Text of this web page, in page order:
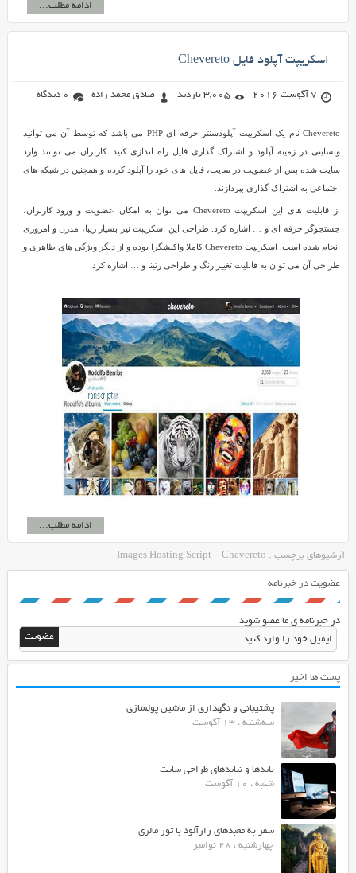
ادامه مطلب...
اسکریپت آپلود فایل Chevereto
7 آگوست 2016 3,005 بازدید صادق محمد زاده 0 دیدگاه
Chevereto نام یک اسکریپت آپلودسنتر حرفه ای PHP می باشد که توسط آن می توانید
وبسایتی در زمینه آپلود و اشتراک گذاری فایل راه اندازی کنید. کاربران می توانند وارد
سایت شده پس از عضویت در سایت، فایل های خود را آپلود کرده و همچنین در شبکه های
اجتماعی به اشتراک گذاری بپردازند.
از قابلیت های این اسکریپت Chevereto می توان به امکان عضویت و ورود کاربران،
جستجوگر حرفه ای و … اشاره کرد. طراحی این اسکریپت نیز بسیار زیبا، مدرن و امروزی
انجام شده است. اسکریپت Chevereto کاملا واکنشگرا بوده و از دیگر ویژگی های ظاهری و
طراحی آن می توان به قابلیت تغییر رنگ و طراحی رتینا و … اشاره کرد.
ادامه مطلب...
آرشیوهای برچسب : Images Hosting Script – Chevereto
عضویت در خبرنامه
در خبرنامه ی ما عضو شوید
پست ها اخیر
پشتیبانی و نگهداری از ماشین پولسازی
سه‌شنبه ، 13 آگوست
بایدها و نبایدهای طراحی سایت
شنبه ، 10 آگوست
سفر به معبدهای رازآلود با تور مالزی
چهارشنبه ، 28 نوامبر